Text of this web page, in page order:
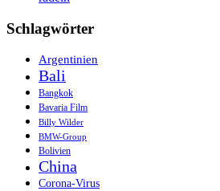
Schlagwörter
Argentinien
Bali
Bangkok
Bavaria Film
Billy Wilder
BMW-Group
Bolivien
China
Corona-Virus